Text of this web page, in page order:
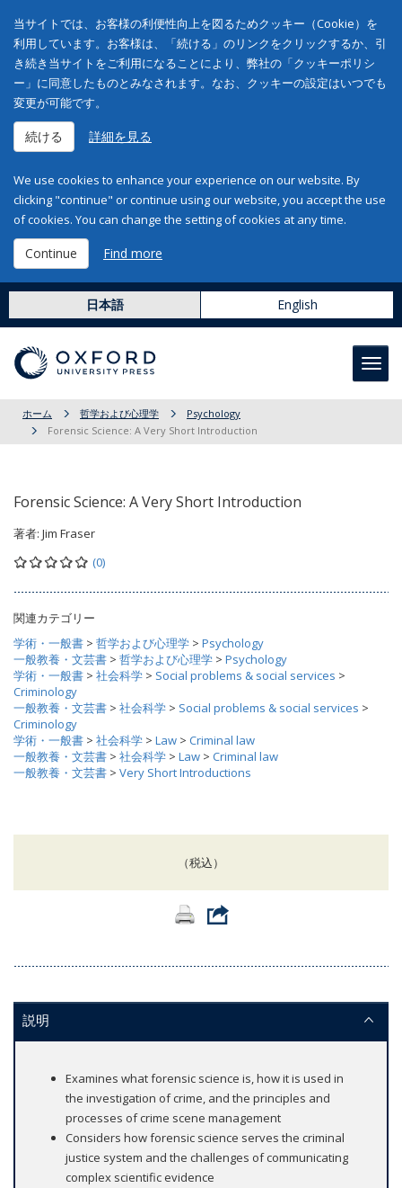
当サイトでは、お客様の利便性向上を図るためクッキー（Cookie）を
利用しています。お客様は、「続ける」のリンクをクリックするか、引
き続き当サイトをご利用になることにより、弊社の「クッキーポリシ
ー」に同意したものとみなされます。なお、クッキーの設定はいつでも
変更が可能です。
続ける 詳細を見る
We use cookies to enhance your experience on our website. By
clicking "continue" or continue using our website, you accept the use
of cookies. You can change the setting of cookies at any time.
Continue Find more
日本語 English
ホーム 哲学および心理学
Psychology
Forensic Science: A Very Short Introduction
Forensic Science: A Very Short Introduction
著者: Jim Fraser
(0)
関連カテゴリー
学術・一般書 > 哲学および心理学 > Psychology
一般教養・文芸書 > 哲学および心理学 > Psychology
学術・一般書 > 社会科学 > Social problems & social services >
Criminology
一般教養・文芸書 > 社会科学 > Social problems & social services >
Criminology
学術・一般書 > 社会科学 > Law > Criminal law
一般教養・文芸書 > 社会科学 > Law > Criminal law
一般教養・文芸書 > Very Short Introductions
（税込）
説明
Examines what forensic science is, how it is used in
the investigation of crime, and the principles and
processes of crime scene management
Considers how forensic science serves the criminal
justice system and the challenges of communicating
complex scientific evidence